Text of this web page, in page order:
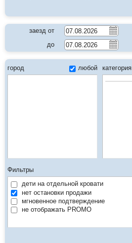
заезд от
до
город любой категория
Фильтры
дети на отдельной кровати
нет остановки продажи
мгновенное подтверждение
не отображать PROMO